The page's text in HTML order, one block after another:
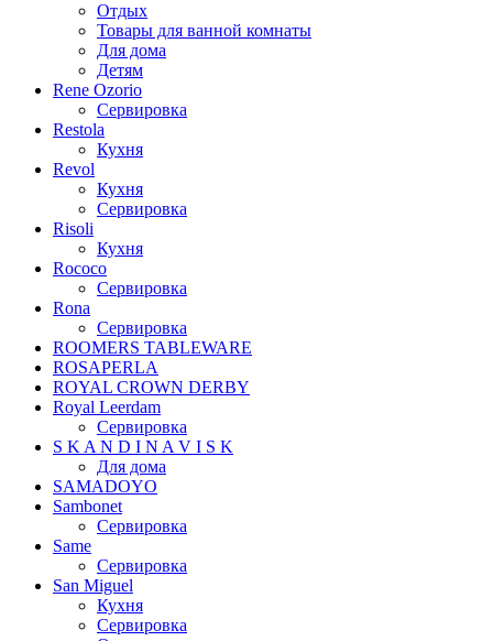
Отдых
Товары для ванной комнаты
Для дома
Детям
Rene Ozorio
Сервировка
Restola
Кухня
Revol
Кухня
Сервировка
Risoli
Кухня
Rococo
Сервировка
Rona
Сервировка
ROOMERS TABLEWARE
ROSAPERLA
ROYAL CROWN DERBY
Royal Leerdam
Сервировка
S K A N D I N A V I S K
Для дома
SAMADOYO
Sambonet
Сервировка
Same
Сервировка
San Miguel
Кухня
Сервировка